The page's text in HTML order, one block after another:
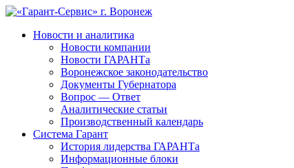
Новости и аналитика
Новости компании
Новости ГАРАНТа
Воронежское законодательство
Документы Губернатора
Вопрос — Ответ
Аналитические статьи
Производственный календарь
Система Гарант
История лидерства ГАРАНТа
Информационные блоки